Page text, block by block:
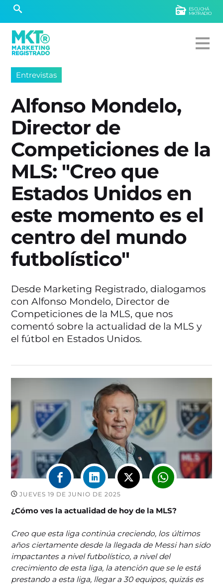
ESCUCHÁ
MKTRADIO
Entrevistas
Alfonso Mondelo,
Director de
Competiciones de la
MLS: "Creo que
Estados Unidos en
este momento es el
centro del mundo
futbolístico"
Desde Marketing Registrado, dialogamos
con Alfonso Mondelo, Director de
Competiciones de la MLS, que nos
comentó sobre la actualidad de la MLS y
el fútbol en Estados Unidos.
JUEVES 19 DE JUNIO DE 2025
¿Cómo ves la actualidad de hoy de la MLS?
Creo que esta liga continúa creciendo, los últimos
años ciertamente desde la llegada de Messi han sido
impactantes a nivel futbolístico, a nivel del
crecimiento de esta liga, la atención que se le está
prestando a esta liga, llegar a 30 equipos, quizás es